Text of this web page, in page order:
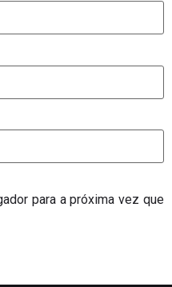
para a próxima vez que